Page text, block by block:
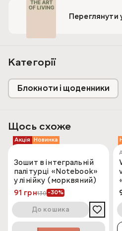
— а ще блокнот зручно
для хороших записів, думок та
Переглянути
Категорії
Блокноти і щоденники
Щось схоже
Акція Новинка
Зошит в інтегральній
палітурці «Notebook»
у лінійку (морквяний)
91 грн130 -30%
До кошика